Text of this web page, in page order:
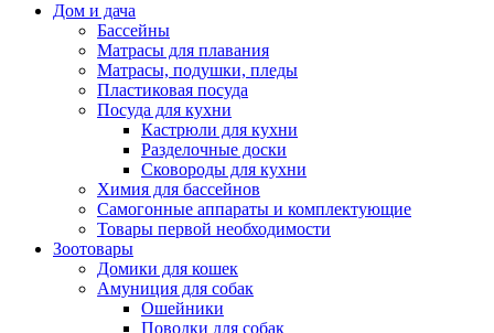
Дом и дача
Бассейны
Матрасы для плавания
Матрасы, подушки, пледы
Пластиковая посуда
Посуда для кухни
Кастрюли для кухни
Разделочные доски
Сковороды для кухни
Химия для бассейнов
Самогонные аппараты и комплектующие
Товары первой необходимости
Зоотовары
Домики для кошек
Амуниция для собак
Ошейники
Поводки для собак